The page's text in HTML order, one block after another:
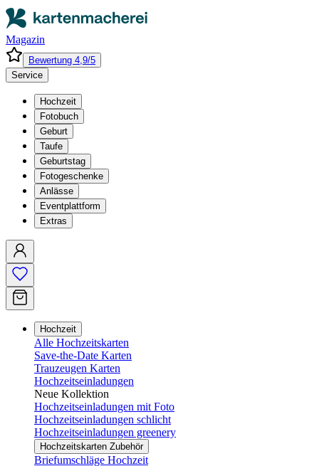
Magazin
Bewertung 4,9/5
Service
Hochzeit
Fotobuch
Geburt
Taufe
Geburtstag
Fotogeschenke
Anlässe
Eventplattform
Extras
Hochzeit
Alle Hochzeitskarten
Save-the-Date Karten
Trauzeugen Karten
Hochzeitseinladungen
Neue Kollektion
Hochzeitseinladungen mit Foto
Hochzeitseinladungen schlicht
Hochzeitseinladungen greenery
Hochzeitskarten Zubehör
Briefumschläge Hochzeit